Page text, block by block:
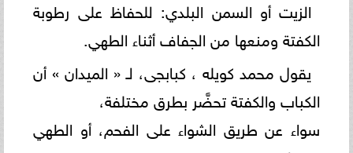
الزيت أو السمن البلدي: للحفاظ على رطوبة
الكفتة ومنعها من الجفاف أثناء الطهي.
يقول محمد كويله ، كبابجى، لـ « الميدان » أن
الكباب والكفتة تحضَّر بطرق مختلفة،
سواء عن طريق الشواء على الفحم، أو الطهي